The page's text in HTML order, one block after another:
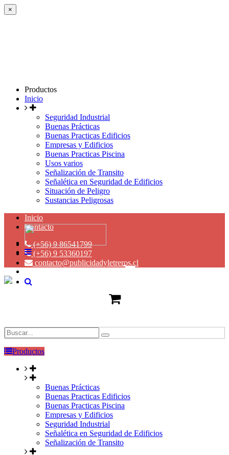
×
Productos
Inicio
Seguridad Industrial
Buenas Prácticas
Buenas Practicas Edificios
Empresas y Edificios
Buenas Practicas Piscina
Usos varios
Señalización de Transito
Señalética en Seguridad de Edificios
Situación de Peligro
Sustancias Peligrosas
Inicio
Contacto
(+56) 9 86541799
(+56) 9 53360197
contacto@publicidadyletreros.cl
Productos
Buenas Prácticas
Buenas Practicas Edificios
Buenas Practicas Piscina
Empresas y Edificios
Seguridad Industrial
Señalética en Seguridad de Edificios
Señalización de Transito